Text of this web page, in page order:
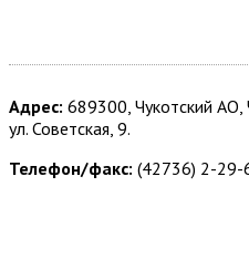
Адрес: 689300, Чукотский АО,
ул. Советская, 9.
Телефон/факс: (42736) 2-29-